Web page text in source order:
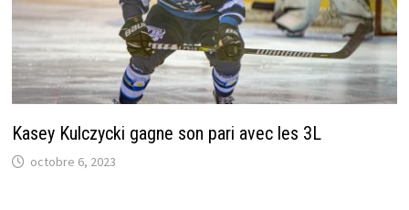
Kasey Kulczycki gagne son pari avec les 3L
octobre 6, 2023